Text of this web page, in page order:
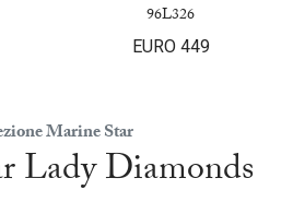
96L326
EURO 449
Marine Star
Lady Diamonds